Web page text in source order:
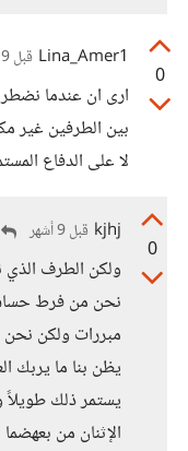
0
Lina_Amer1 قبل 9 أشهر
ارى ان عندما نضطر
بين الطرفين غير
لا على الدفاع
0
kjhj قبل 9 أشهر
ولكن الطرف الذي
نحن من فرط
مبررات ولكن نحن
يظن بنا ما يربك
يستمر ذلك
الإثنان من